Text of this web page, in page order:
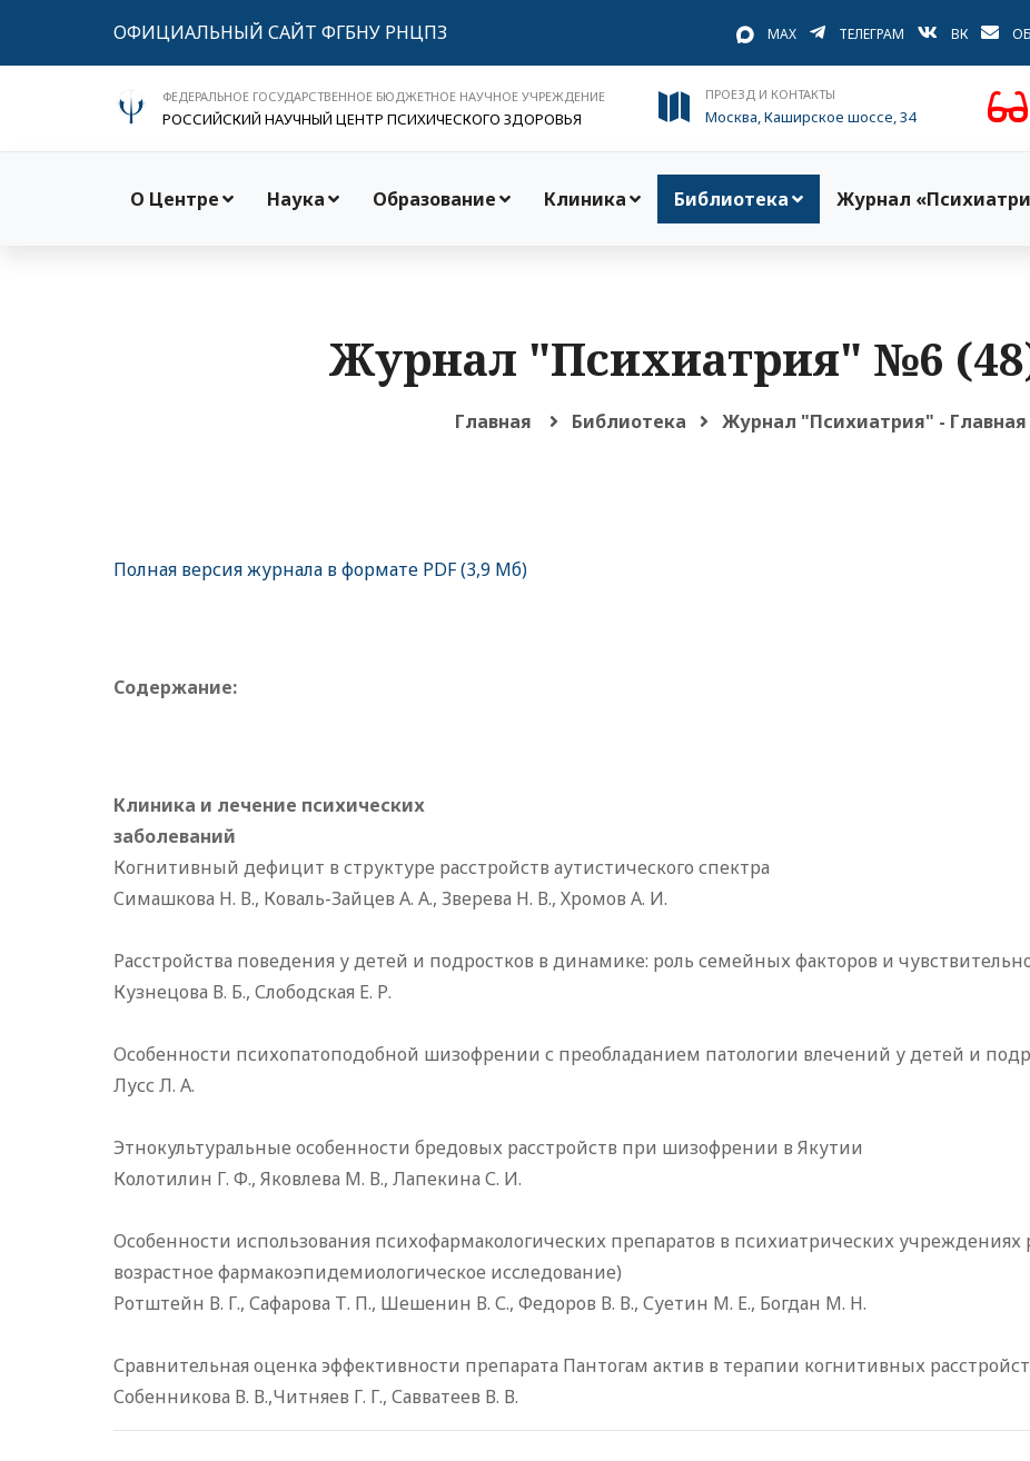
ОФИЦИАЛЬНЫЙ САЙТ ФГБНУ РНЦПЗ MAX ТЕЛЕГРАМ ВК
ФЕДЕРАЛЬНОЕ ГОСУДАРСТВЕННОЕ БЮДЖЕТНОЕ НАУЧНОЕ УЧРЕЖДЕНИЕ
РОССИЙСКИЙ НАУЧНЫЙ ЦЕНТР ПСИХИЧЕСКОГО ЗДОРОВЬЯ
ПРОЕЗД И КОНТАКТЫ
Москва, Каширское шоссе, 34
О Центре Наука Образование Клиника Библиотека Журнал
Журнал "Психиатрия" №6
Главная Библиотека Журнал "Психиатрия" - Главная
Полная версия журнала в формате PDF (3,9 Мб)
Содержание:
Клиника и лечение психических
заболеваний
Когнитивный дефицит в структуре расстройств аутистического спектра
Симашкова Н. В., Коваль-Зайцев А. А., Зверева Н. В., Хромов А. И.
Расстройства поведения у детей и подростков в динамике: роль семейных факторов и
Кузнецова В. Б., Слободская Е. Р.
Особенности психопатоподобной шизофрении с преобладанием патологии влечений у детей и
Лусс Л. А.
Этнокультуральные особенности бредовых расстройств при шизофрении в Якутии
Колотилин Г. Ф., Яковлева М. В., Лапекина С. И.
Особенности использования психофармакологических препаратов в психиатрических учреждениях
возрастное фармакоэпидемиологическое исследование)
Ротштейн В. Г., Сафарова Т. П., Шешенин В. С., Федоров В. В., Суетин М. Е., Богдан М. Н.
Сравнительная оценка эффективности препарата Пантогам актив в терапии когнитивных
Собенникова В. В.,Читняев Г. Г., Савватеев В. В.